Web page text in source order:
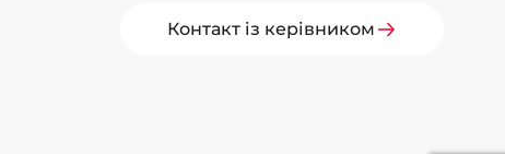
Контакт із керівником